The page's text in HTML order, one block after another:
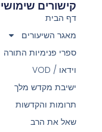
קישורים שימושיים
דף הבית
מאגר השיעורים
ספרי פנימיות התורה
וידאו / VOD
ישיבת מקדש מלך
תרומות והקדשות
שאל את הרב